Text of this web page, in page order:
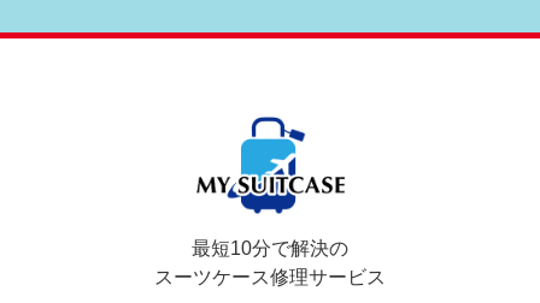
最短10分で解決の
スーツケース修理サービス